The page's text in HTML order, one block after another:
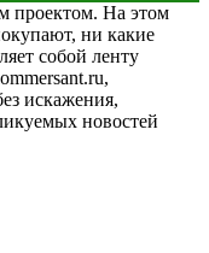
проектом. На этом
ни какие
собой ленту
искажения,
новостей